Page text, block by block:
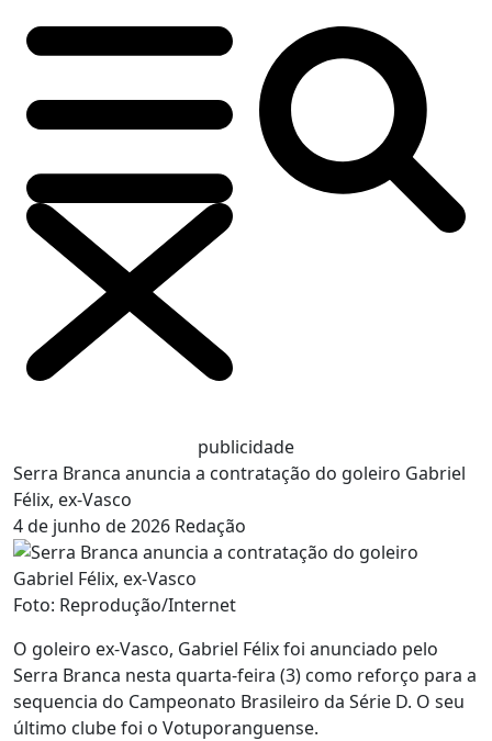
publicidade
Serra Branca anuncia a contratação do goleiro Gabriel
Félix, ex-Vasco
4 de junho de 2026 Redação
Foto: Reprodução/Internet
O goleiro ex-Vasco, Gabriel Félix foi anunciado pelo
Serra Branca nesta quarta-feira (3) como reforço para a
sequencia do Campeonato Brasileiro da Série D. O seu
último clube foi o Votuporanguense.